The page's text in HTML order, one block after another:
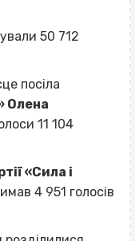
50 712
посіла
Олена
11 104
«Сила і
4 951 голосів